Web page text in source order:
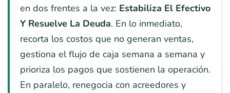
en dos frentes a la vez: Estabiliza El Efectivo
Y Resuelve La Deuda. En lo inmediato,
recorta los costos que no generan ventas,
gestiona el flujo de caja semana a semana y
prioriza los pagos que sostienen la operación.
En paralelo, renegocia con acreedores y